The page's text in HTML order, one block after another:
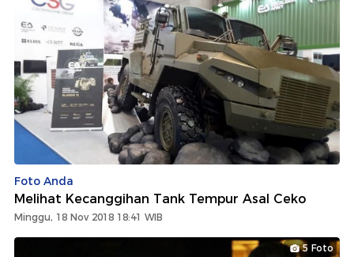
Foto Anda
Melihat Kecanggihan Tank Tempur Asal Ceko
Minggu, 18 Nov 2018 18:41 WIB
5 Foto